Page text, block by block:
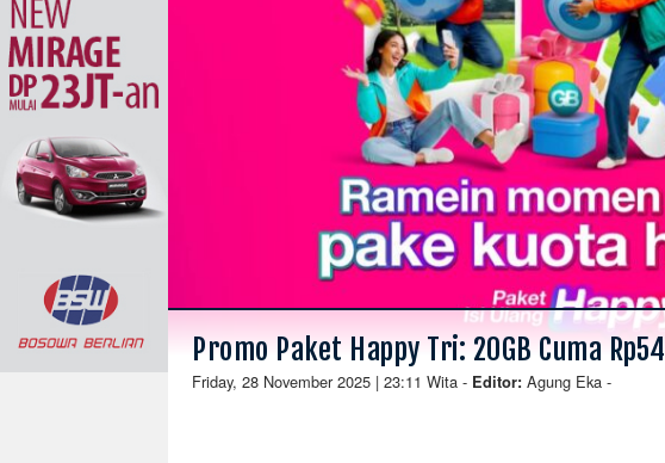
Promo Paket Happy Tri: 20GB Cuma
Friday, 28 November 2025 | 23:11 Wita - Editor:Agung Eka -